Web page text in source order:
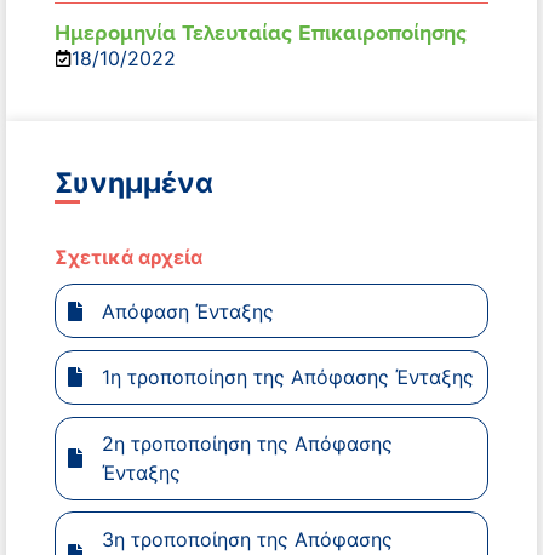
Ημερομηνία Τελευταίας Επικαιροποίησης
18/10/2022
Συνημμένα
Σχετικά αρχεία
Απόφαση Ένταξης
1η τροποποίηση της Απόφασης Ένταξης
2η τροποποίηση της Απόφασης
Ένταξης
3η τροποποίηση της Απόφασης